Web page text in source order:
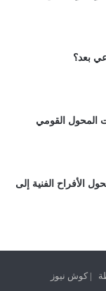
بعد؟
المحول القومي
الأفراح الفنية إلى